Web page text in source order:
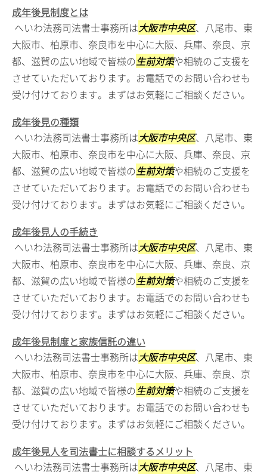
成年後見制度とは
へいわ法務司法書士事務所は大阪市中央区、八尾市、東
大阪市、柏原市、奈良市を中心に大阪、兵庫、奈良、京
都、滋賀の広い地域で皆様の生前対策や相続のご支援を
させていただいております。お電話でのお問い合わせも
受け付けております。まずはお気軽にご相談ください。
成年後見の種類
へいわ法務司法書士事務所は大阪市中央区、八尾市、東
大阪市、柏原市、奈良市を中心に大阪、兵庫、奈良、京
都、滋賀の広い地域で皆様の生前対策や相続のご支援を
させていただいております。お電話でのお問い合わせも
受け付けております。まずはお気軽にご相談ください。
成年後見人の手続き
へいわ法務司法書士事務所は大阪市中央区、八尾市、東
大阪市、柏原市、奈良市を中心に大阪、兵庫、奈良、京
都、滋賀の広い地域で皆様の生前対策や相続のご支援を
させていただいております。お電話でのお問い合わせも
受け付けております。まずはお気軽にご相談ください。
成年後見制度と家族信託の違い
へいわ法務司法書士事務所は大阪市中央区、八尾市、東
大阪市、柏原市、奈良市を中心に大阪、兵庫、奈良、京
都、滋賀の広い地域で皆様の生前対策や相続のご支援を
させていただいております。お電話でのお問い合わせも
受け付けております。まずはお気軽にご相談ください。
成年後見人を司法書士に相談するメリット
へいわ法務司法書士事務所は大阪市中央区、八尾市、東